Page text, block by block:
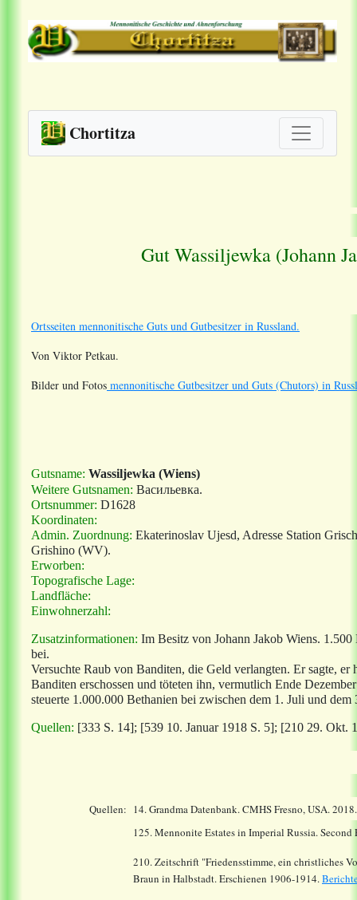
Chortitza
Gut Wassiljewka (Johann
Ortsseiten mennonitische Guts und Gutbesitzer in Russland.
Von Viktor Petkau.
Bilder und Fotos mennonitische Gutbesitzer und Guts (Chutors) in
Gutsname: Wassiljewka (Wiens)
Weitere Gutsnamen: Васильевка.
Ortsnummer: D1628
Koordinaten:
Admin. Zuordnung: Ekaterinoslav Ujesd, Adresse Station
Grishino (WV).
Erworben:
Topografische Lage:
Landfläche:
Einwohnerzahl:
Zusatzinformationen: Im Besitz von Johann Jakob Wiens.
bei.
Versuchte Raub von Banditen, die Geld verlangten. Er sagte,
Banditen erschossen und töteten ihn, vermutlich Ende
steuerte 1.000.000 Bethanien bei zwischen dem 1. Juli und dem
Quellen: [333 S. 14]; [539 10. Januar 1918 S. 5]; [210 29.
Quellen: 14.Grandma Datenbank. CMHS Fresno, USA.
125. Mennonite Estates in Imperial Russia.
210. Zeitschrift "Friedensstimme, ein christliches
Braun in Halbstadt. Erschienen 1906-1914.